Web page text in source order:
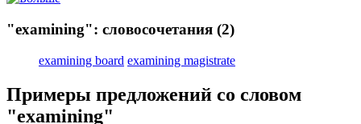
"examining": словосочетания (2)
examining board examining magistrate
Примеры предложений со словом
"examining"